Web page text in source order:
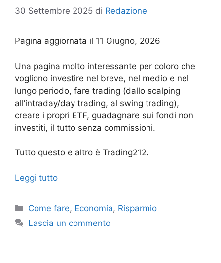
30 Settembre 2025 di Redazione
Pagina aggiornata il 11 Giugno, 2026
Una pagina molto interessante per coloro che
vogliono investire nel breve, nel medio e nel
lungo periodo, fare trading (dallo scalping
all’intraday/day trading, al swing trading),
creare i propri ETF, guadagnare sui fondi non
investiti, il tutto senza commissioni.
Tutto questo e altro è Trading212.
Leggi tutto
Categorie
Come fare, Economia, Risparmio
Lascia un commento